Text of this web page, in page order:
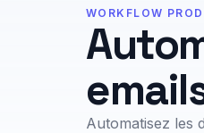
WORKFLOW
Automatisez les